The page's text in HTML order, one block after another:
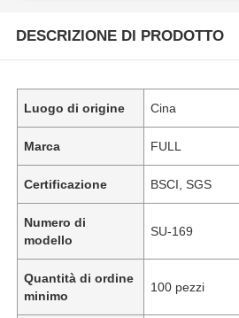
DESCRIZIONE DI PRODOTTO
Luogo di origine Cina
Marca FULL
Certificazione BSCI, SGS
Numero di
modello
SU-169
Quantità di ordine
minimo
100 pezzi